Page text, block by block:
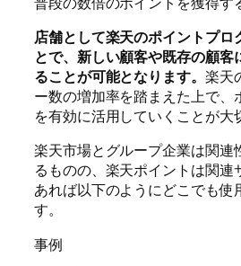
店舗として楽天のポイントプロ
とで、新しい顧客や既存の顧客
ることが可能となります。 楽天
ー数の増加率を踏まえた上で、
を有効に活用していくことが大
楽天市場とグループ企業は関連
るものの、楽天ポイントは関連
あれば以下のようにどこでも使
す。
事例